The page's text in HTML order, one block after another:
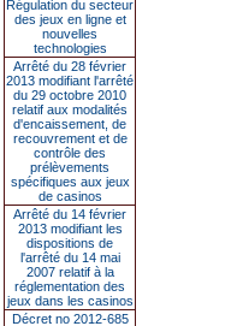
Régulation du secteur
des jeux en ligne et
nouvelles
technologies
Arrêté du 28 février
2013 modifiant l'arrêté
du 29 octobre 2010
relatif aux modalités
d'encaissement, de
recouvrement et de
contrôle des
prélèvements
spécifiques aux jeux
de casinos
Arrêté du 14 février
2013 modifiant les
dispositions de
l'arrêté du 14 mai
2007 relatif à la
réglementation des
jeux dans les casinos
Décret no 2012-685